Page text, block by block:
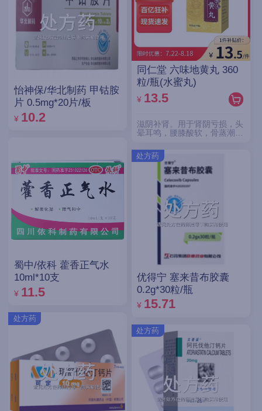
怡神保/华北制药 甲钴胺
片 0.5mg*20片/板
¥ 10.2
蜀中/依科 藿香正气水
10ml*10支
¥ 11.5
处方药
同仁堂 六味地黄丸 360
粒/瓶(水蜜丸)
¥ 13.5
滋阴补肾。用于肾阴亏损，头
晕耳鸣，腰膝酸软，骨蒸潮
处方药
优得宁 塞来昔布胶囊
0.2g*30粒/瓶
¥ 15.71
处方药